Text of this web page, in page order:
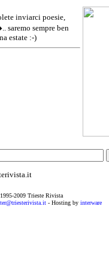
inviarci poesie,
sempre ben
estate :-)
-2009 Trieste Rivista
- Hosting by interware